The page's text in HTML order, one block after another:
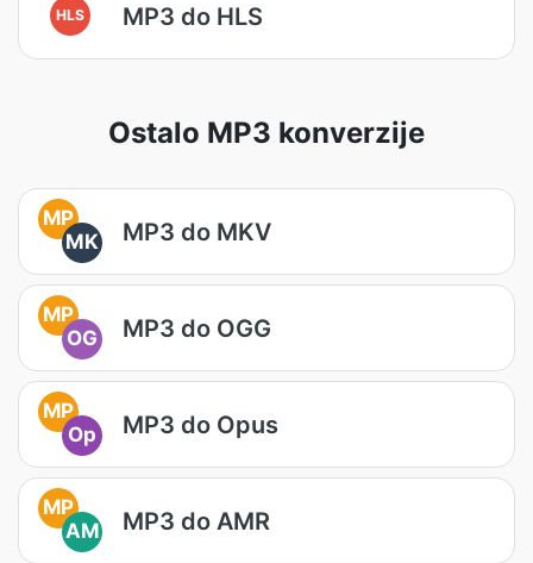
HLS MP3 do HLS
Ostalo MP3 konverzije
MP
MK
MP3 do MKV
MP
OG
MP3 do OGG
MP
Op
MP3 do Opus
MP
AM
MP3 do AMR